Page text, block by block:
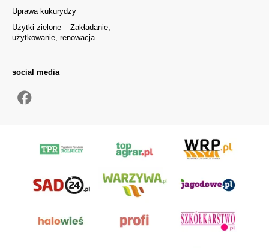
Uprawa kukurydzy
Użytki zielone – Zakładanie,
użytkowanie, renowacja
social media